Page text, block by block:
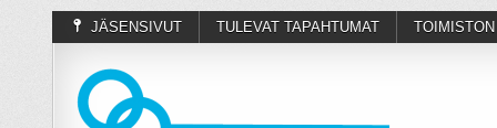
JÄSENSIVUT TULEVAT TAPAHTUMAT